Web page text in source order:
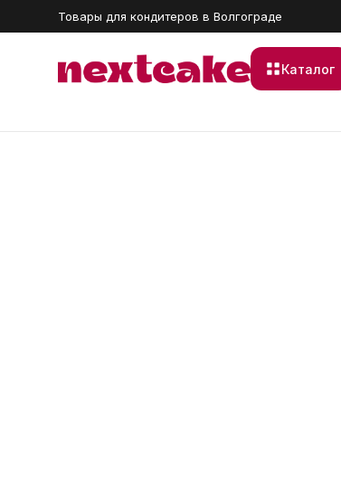
Товары для кондитеров в Волгограде
Каталог